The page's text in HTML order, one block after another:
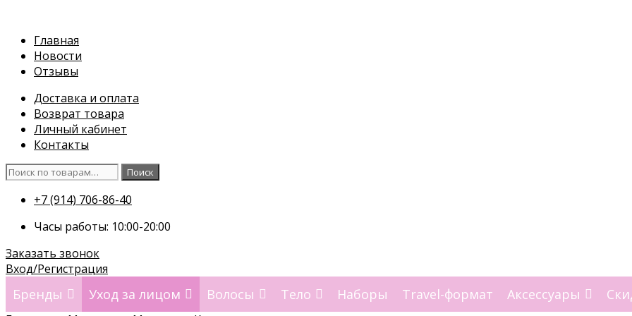
содержимому
Главная
Новости
Отзывы
Доставка и оплата
Возврат товара
Личный кабинет
Контакты
Искать:
Поиск
+7 (914) 706-86-40
Часы работы: 10:00-20:00
Заказать звонок
Вход/Регистрация
Бренды Уход за лицом Волосы Тело Наборы Travel-формат Аксессуары